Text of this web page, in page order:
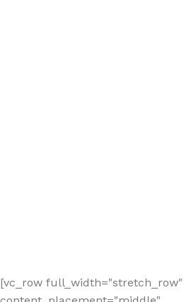
[vc_row full_width="stretch_row"